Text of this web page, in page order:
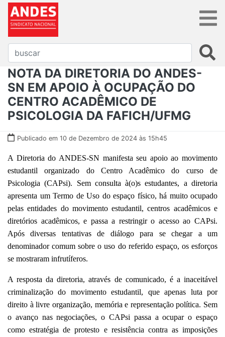
NOTA DA DIRETORIA DO ANDES-
SN EM APOIO À OCUPAÇÃO DO
CENTRO ACADÊMICO DE
PSICOLOGIA DA FAFICH/UFMG
Publicado em 10 de Dezembro de 2024 às 15h45
A Diretoria do ANDES-SN manifesta seu apoio ao movimento
estudantil organizado do Centro Acadêmico do curso de
Psicologia (CAPsi). Sem consulta à(o)s estudantes, a diretoria
apresenta um Termo de Uso do espaço físico, há muito ocupado
pelas entidades do movimento estudantil, centros acadêmicos e
diretórios acadêmicos, e passa a restringir o acesso ao CAPsi.
Após diversas tentativas de diálogo para se chegar a um
denominador comum sobre o uso do referido espaço, os esforços
se mostraram infrutíferos.
A resposta da diretoria, através de comunicado, é a inaceitável
criminalização do movimento estudantil, que apenas luta por
direito à livre organização, memória e representação política. Sem
o avanço nas negociações, o CAPsi passa a ocupar o espaço
como estratégia de protesto e resistência contra as imposições